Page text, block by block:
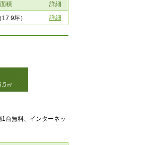
積
詳細
17.9坪） 詳細
㎡
台無料、インターネッ